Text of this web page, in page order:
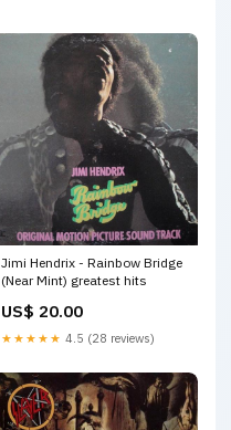
Jimi Hendrix - Rainbow Bridge
(Near Mint) greatest hits
US$ 20.00
★★★★★ 4.5 (28 reviews)